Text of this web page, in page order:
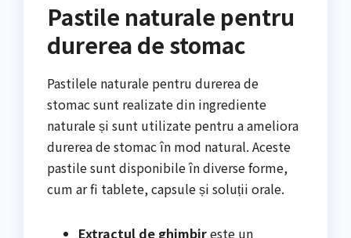
Pastile naturale pentru
durerea de stomac
Pastilele naturale pentru durerea de
stomac sunt realizate din ingrediente
naturale și sunt utilizate pentru a ameliora
durerea de stomac în mod natural. Aceste
pastile sunt disponibile în diverse forme,
cum ar fi tablete, capsule și soluții orale.
Extractul de ghimbireste un